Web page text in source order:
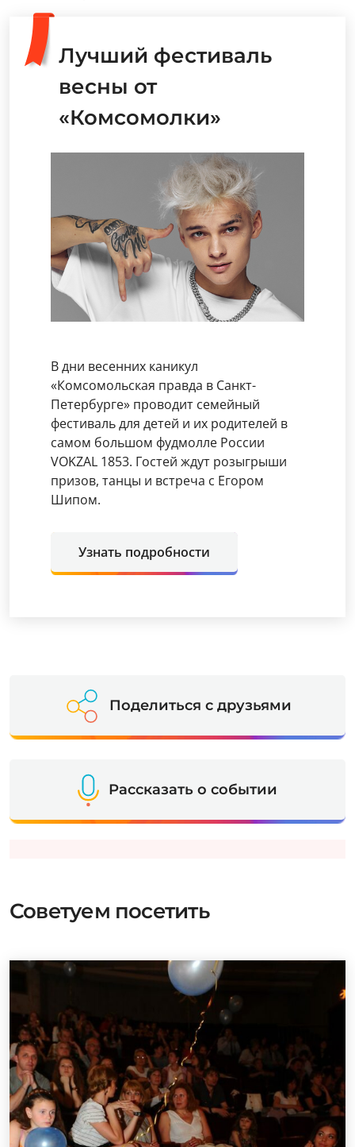
Лучший фестиваль
весны от
«Комсомолки»
В дни весенних каникул
«Комсомольская правда в Санкт-
Петербурге» проводит семейный
фестиваль для детей и их родителей в
самом большом фудмолле России
VOKZAL 1853. Гостей ждут розыгрыши
призов, танцы и встреча с Егором
Шипом.
Узнать подробности
Поделиться с друзьями
Рассказать о событии
Советуем посетить